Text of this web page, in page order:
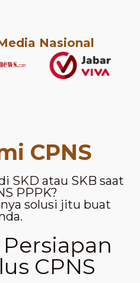
Nasional
CPNS
SKD atau SKB saat
PPPK?
solusi jitu buat
CPNS